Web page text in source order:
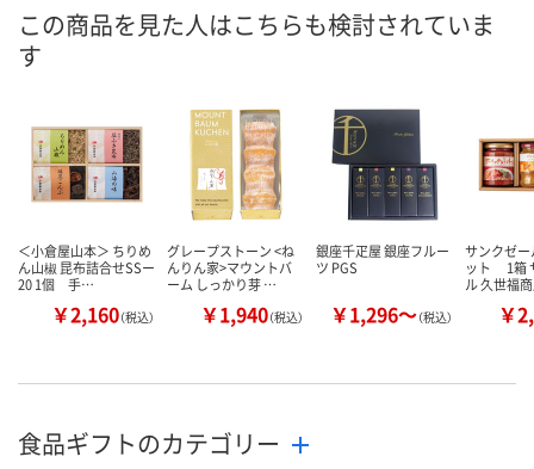
この商品を見た人はこちらも検討されていま
す
＜小倉屋山本＞ ちりめ
ん山椒 昆布詰合せSSー
20 1個 手…
￥2,160（税込）
グレープストーン <ね
んりん家>マウントバ
ーム しっかり芽 …
￥1,940（税込）
銀座千疋屋 銀座フルー
ツ PGS
￥1,296～（税込）
サンクゼ
ット 1箱
ル 久世福
￥
食品ギフトのカテゴリー